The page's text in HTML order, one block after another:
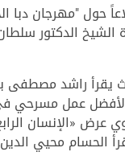
حول "مهرجان دبا
الباب تقريراً عن «جائزة
يقرأ راشد مصطفى
عمل مسرحي
«الإنسان
محيي الدين